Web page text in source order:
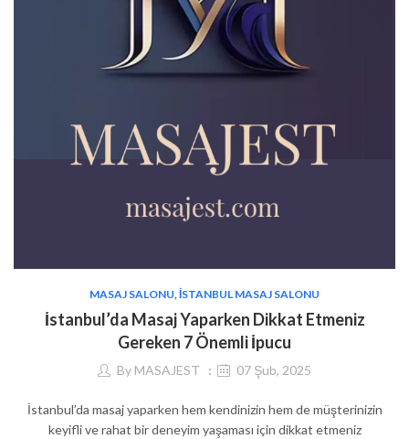
MASAJ SALONU,İSTANBUL MASAJ SALONU
İstanbul’da Masaj Yaparken Dikkat Etmeniz
Gereken 7 Önemli İpucu
By MASAJEST 07 Şub, 2025
İstanbul’da masaj yaparken hem kendinizin hem de müşterinizin
keyifli ve rahat bir deneyim yaşaması için dikkat etmeniz